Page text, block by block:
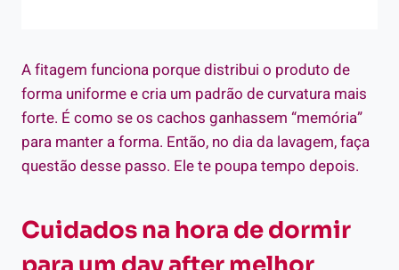
A fitagem funciona porque distribui o produto de
forma uniforme e cria um padrão de curvatura mais
forte. É como se os cachos ganhassem “memória”
para manter a forma. Então, no dia da lavagem, faça
questão desse passo. Ele te poupa tempo depois.
Cuidados na hora de dormir